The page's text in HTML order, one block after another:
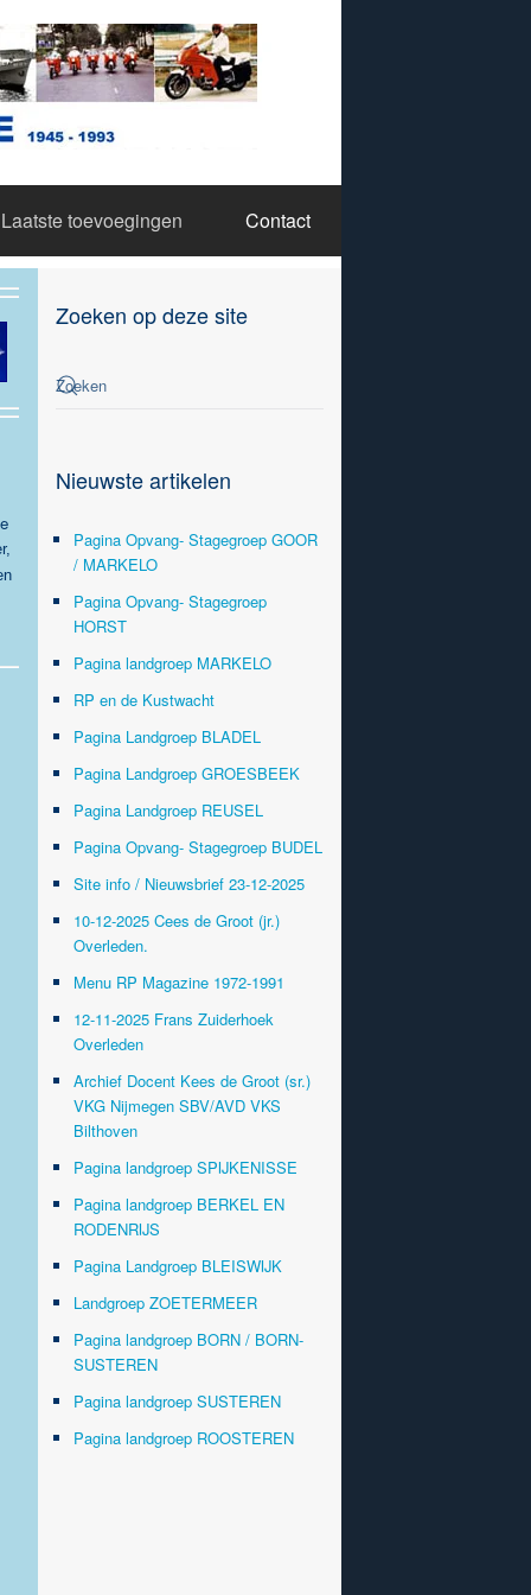
Laatste toevoegingen Contact
Zoeken op deze site
Nieuwste artikelen
Pagina Opvang- Stagegroep GOOR
/ MARKELO
Pagina Opvang- Stagegroep
HORST
Pagina landgroep MARKELO
RP en de Kustwacht
Pagina Landgroep BLADEL
Pagina Landgroep GROESBEEK
Pagina Landgroep REUSEL
Pagina Opvang- Stagegroep BUDEL
Site info / Nieuwsbrief 23-12-2025
10-12-2025 Cees de Groot (jr.)
Overleden.
Menu RP Magazine 1972-1991
12-11-2025 Frans Zuiderhoek
Overleden
Archief Docent Kees de Groot (sr.)
VKG Nijmegen SBV/AVD VKS
Bilthoven
Pagina landgroep SPIJKENISSE
Pagina landgroep BERKEL EN
RODENRIJS
Pagina Landgroep BLEISWIJK
Landgroep ZOETERMEER
Pagina landgroep BORN / BORN-
SUSTEREN
Pagina landgroep SUSTEREN
Pagina landgroep ROOSTEREN